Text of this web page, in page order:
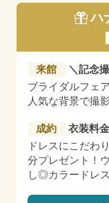
ハ
来館
＼記念
ブライダルフェ
人気な背景で撮
成約
衣装料
ドレスにこだわ
分プレゼント！
し◎カラードレ